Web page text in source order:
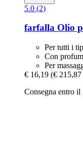
5.0 (2)
farfalla Olio
Per tutti i
Con
Per
€ 16,19 (€
Consegna entro il